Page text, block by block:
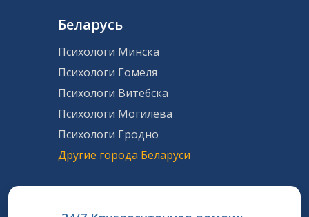
Беларусь
Психологи Минска
Психологи Гомеля
Психологи Витебска
Психологи Могилева
Психологи Гродно
Другие города Беларуси